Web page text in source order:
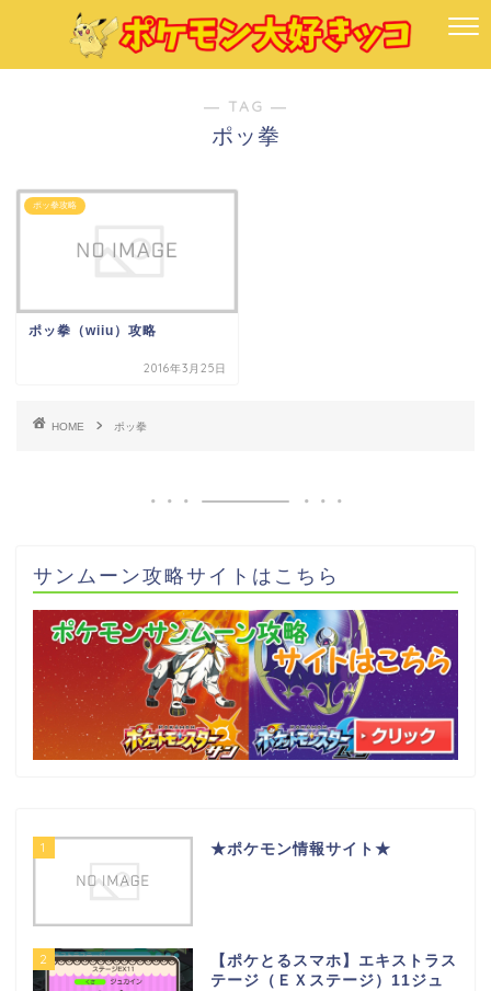
― TAG ―
ポッ拳
ポッ拳攻略
ポッ拳（wiiu）攻略
2016年3月25日
HOME ポッ拳
サンムーン攻略サイトはこちら
1 ★ポケモン情報サイト★
2
【ポケとるスマホ】エキストラス
テージ（ＥＸステージ）11ジュ